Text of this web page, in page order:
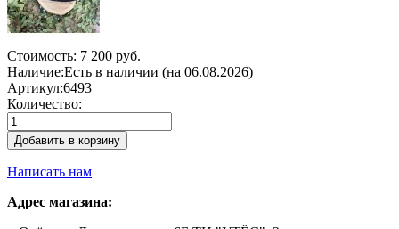
Стоимость: 7 200 руб.
Наличие:Есть в наличии (на 06.08.2026)
Артикул:6493
Количество:
Добавить в корзину
Написать нам
Адрес магазина: